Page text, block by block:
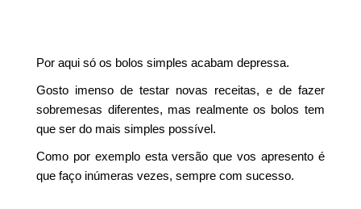
Por aqui só os bolos simples acabam depressa.
Gosto imenso de testar novas receitas, e de fazer
sobremesas diferentes, mas realmente os bolos tem
que ser do mais simples possível.
Como por exemplo esta versão que vos apresento é
que faço inúmeras vezes, sempre com sucesso.